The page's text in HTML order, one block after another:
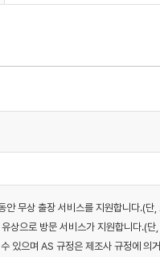
무상 출장 서비스를 지원합니다.(
상으로 방문 서비스가 지원합니다.(
있으며 AS 규정은 제조사 규정에